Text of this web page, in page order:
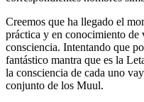
Creemos que ha llegado el
práctica y en conocimiento de
consciencia. Intentando que
fantástico mantra que es la
la consciencia de cada uno
conjunto de los Muul.